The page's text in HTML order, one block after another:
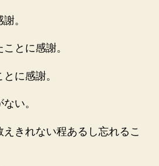
。
とに感謝。
に感謝。
い。
きれない程あるし忘れるこ